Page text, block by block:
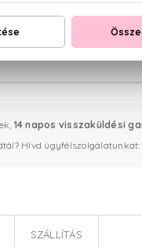
14 napos visszaküldési
Hívd ügyfélszolgálatunkat:
SZÁLLÍTÁS